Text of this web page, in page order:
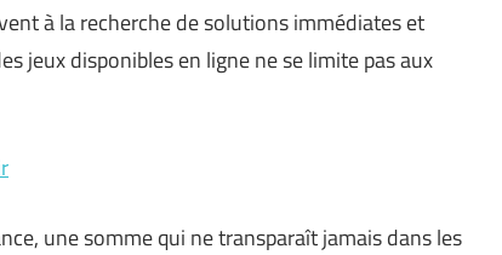
à la recherche de solutions immédiates et
jeux disponibles en ligne ne se limite pas aux
une somme qui ne transparaît jamais dans les